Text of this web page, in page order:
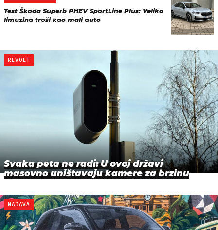
Test Škoda Superb PHEV SportLine Plus: Velika
limuzina troši kao mali auto
REVOLT
Svaka peta ne radi: U ovoj državi
masovno uništavaju kamere za brzinu
NAJAVA